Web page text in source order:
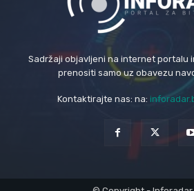
Sadržaji objavljeni na internet portalu
prenositi samo uz obavezu
Kontaktirajte nas: na: